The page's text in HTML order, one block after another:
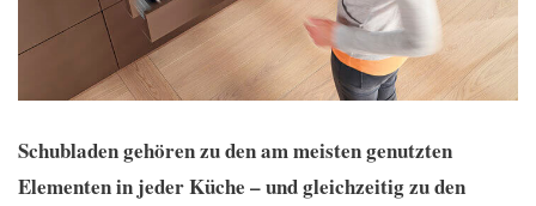
Schubladen gehören zu den am meisten genutzten
Elementen in jeder Küche – und gleichzeitig zu den